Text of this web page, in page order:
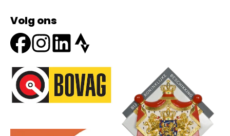
Volg ons
Onze partners